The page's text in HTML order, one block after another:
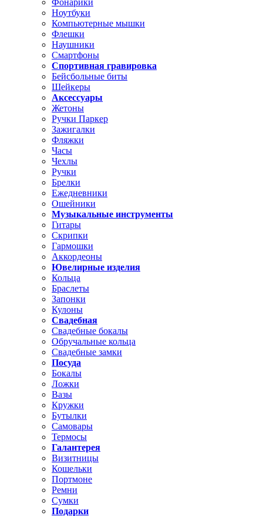
Фонарики
Ноутбуки
Компьютерные мышки
Флешки
Наушники
Смартфоны
Спортивная гравировка
Бейсбольные биты
Шейкеры
Аксессуары
Жетоны
Ручки Паркер
Зажигалки
Фляжки
Часы
Чехлы
Ручки
Брелки
Ежедневники
Ошейники
Музыкальные инструменты
Гитары
Скрипки
Гармошки
Аккордеоны
Ювелирные изделия
Кольца
Браслеты
Запонки
Кулоны
Свадебная
Свадебные бокалы
Обручальные кольца
Свадебные замки
Посуда
Бокалы
Ложки
Вазы
Кружки
Бутылки
Самовары
Термосы
Галантерея
Визитницы
Кошельки
Портмоне
Ремни
Сумки
Подарки